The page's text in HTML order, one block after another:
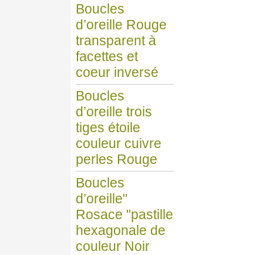
Boucles
d’oreille Rouge
transparent à
facettes et
coeur inversé
Boucles
d’oreille trois
tiges étoile
couleur cuivre
perles Rouge
Boucles
d’oreille"
Rosace "pastille
hexagonale de
couleur Noir